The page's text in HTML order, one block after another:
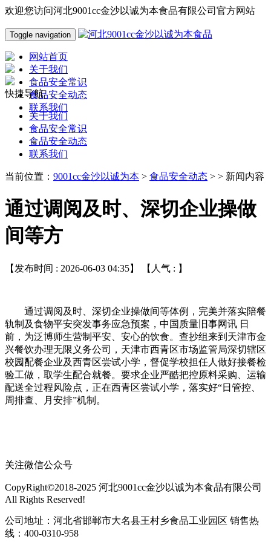
欢迎您访问河北9001cc金沙以诚为本食品有限公司官方网站
Toggle navigation
网站首页
关于我们
食品安全常识
食品安全动态
联系我们
快捷导航
关于我们
食品安全常识
食品安全动态
联系我们
当前位置： 9001cc金沙以诚为本 > 食品安全动态 > > 新闻内容
通过调阅及时、深切企业操做
间等方
【发布时间 : 2026-06-03 04:35】 【人气 : 】
通过调阅及时、深切企业操做间等体例，完美并落实陪餐
轨制及食物平安突发事务应急预案，中国质量旧事网讯 日
前，为泛博师生营制平安、安心的饮食。查抄组来到天津市金
兴餐饮办理无限义务公司，天津市西青区市场监管局深切辖区
校园配餐企业及西青区尝试小学，督促学校担任人做好接餐检
验工做，取学生配合就餐。要求企业严酷把控原料采购、运输
配送全过程风险点，正在西青区尝试小学，落实好“日管控、
周排查、月安排”机制。
关注微信公众号
CopyRight©2018-2025 河北9001cc金沙以诚为本食品有限公司
All Rights Reserved!
公司地址：河北省邯郸市大名县王村乡食品工业园区 销售热
线：400-0310-958